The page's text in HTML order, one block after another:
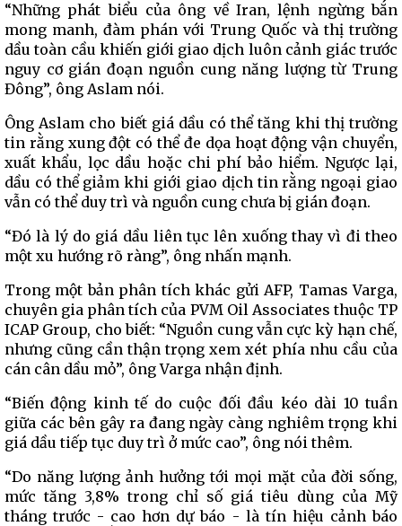
“Những phát biểu của ông về Iran, lệnh ngừng bắn
mong manh, đàm phán với Trung Quốc và thị trường
dầu toàn cầu khiến giới giao dịch luôn cảnh giác trước
nguy cơ gián đoạn nguồn cung năng lượng từ Trung
Đông”, ông Aslam nói.
Ông Aslam cho biết giá dầu có thể tăng khi thị trường
tin rằng xung đột có thể đe dọa hoạt động vận chuyển,
xuất khẩu, lọc dầu hoặc chi phí bảo hiểm. Ngược lại,
dầu có thể giảm khi giới giao dịch tin rằng ngoại giao
vẫn có thể duy trì và nguồn cung chưa bị gián đoạn.
“Đó là lý do giá dầu liên tục lên xuống thay vì đi theo
một xu hướng rõ ràng”, ông nhấn mạnh.
Trong một bản phân tích khác gửi AFP, Tamas Varga,
chuyên gia phân tích của PVM Oil Associates thuộc TP
ICAP Group, cho biết: “Nguồn cung vẫn cực kỳ hạn chế,
nhưng cũng cần thận trọng xem xét phía nhu cầu của
cán cân dầu mỏ”, ông Varga nhận định.
“Biến động kinh tế do cuộc đối đầu kéo dài 10 tuần
giữa các bên gây ra đang ngày càng nghiêm trọng khi
giá dầu tiếp tục duy trì ở mức cao”, ông nói thêm.
“Do năng lượng ảnh hưởng tới mọi mặt của đời sống,
mức tăng 3,8% trong chỉ số giá tiêu dùng của Mỹ
tháng trước - cao hơn dự báo - là tín hiệu cảnh báo